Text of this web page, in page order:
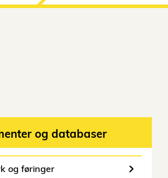
og databaser
og føringer